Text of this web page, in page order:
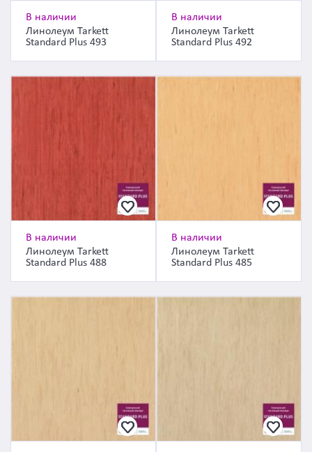
В наличии
Линолеум Tarkett
Standard Plus 493
В наличии
Линолеум Tarkett
Standard Plus 492
В наличии
Линолеум Tarkett
Standard Plus 488
В наличии
Линолеум Tarkett
Standard Plus 485